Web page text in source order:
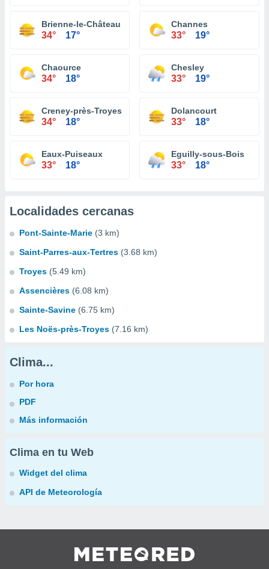
Brienne-le-Château
34° 17°
Channes
33° 19°
Chaource
34° 18°
Chesley
33° 19°
Creney-près-Troyes
34° 18°
Dolancourt
33° 18°
Eaux-Puiseaux
33° 18°
Eguilly-sous-Bois
33° 18°
Localidades cercanas
Pont-Sainte-Marie (3 km)
Saint-Parres-aux-Tertres (3.68 km)
Troyes (5.49 km)
Assencières (6.08 km)
Sainte-Savine (6.75 km)
Les Noës-près-Troyes (7.16 km)
Clima...
Por hora
PDF
Más información
Clima en tu Web
Widget del clima
API de Meteorología